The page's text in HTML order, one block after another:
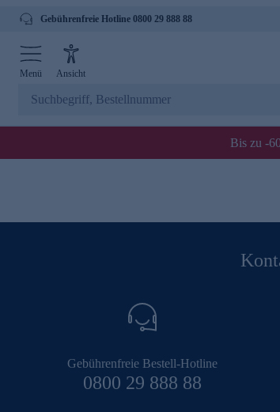
Gebührenfreie Hotline 0800 29 888 88
Menü Ansicht
Bis zu -
Gebührenfreie Bestell-Hotline
0800 29 888 88